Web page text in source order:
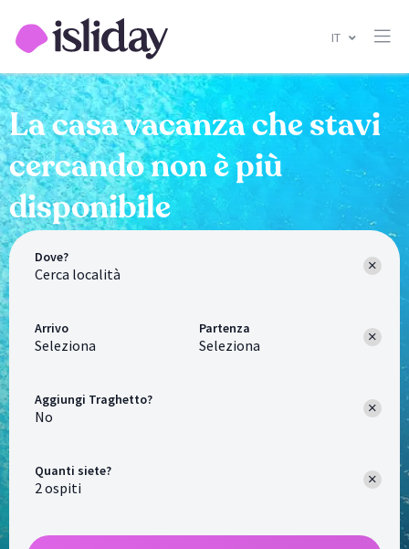
IT
La casa vacanza che stavi
cercando non è più
disponibile
Dove?
Arrivo
Seleziona
Partenza
Seleziona
Quanti siete?
Aggiungi Traghetto?
No